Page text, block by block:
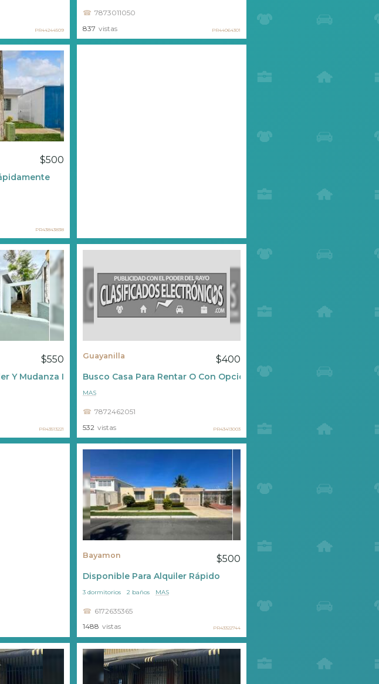
PR44244509
7873011050
837 vistas PR44064301
$500
PR43843838
$550
Y Mudanza Inmediata.
PR43513221
Guayanilla $400
Busco Casa Para Rentar O Con Opción A Compra
7872462051
MAS
532 vistas PR43413003
Bayamon $500
Disponible Para Alquiler Rápido
6172635365
3 dormitorios 2 baños MAS
1488 vistas PR43322744